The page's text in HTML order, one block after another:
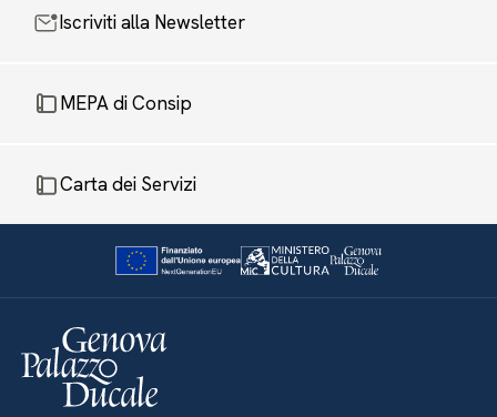
Iscriviti alla Newsletter
MEPA di Consip
Carta dei Servizi